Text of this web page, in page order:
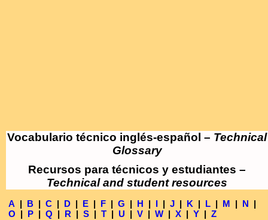
Vocabulario técnico inglés-español – Technical
Glossary
Recursos para técnicos y estudiantes –
Technical and student resources
A | B | C | D | E | F | G | H | I | J | K | L | M | N |
O | P | Q | R | S | T | U | V | W | X | Y | Z